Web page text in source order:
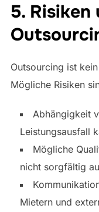
5. Risiken
Outsourcing ist
Mögliche Risiken
Abhängigkeit
Leistungsausfall
Mögliche
nicht sorgfältig
Mietern und